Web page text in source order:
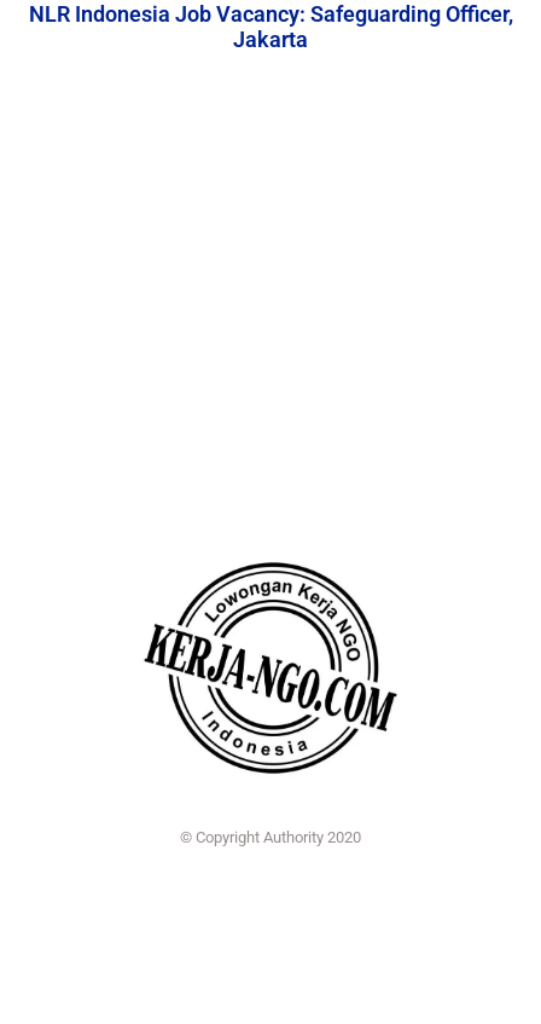
NLR Indonesia Job Vacancy: Safeguarding Officer,
Jakarta
© Copyright Authority 2020